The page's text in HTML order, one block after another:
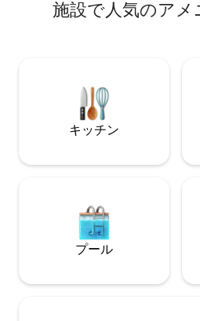
後にくつろぐのに最適です。 すっ
ラックスし、充電できるように設
施設で人気のアメ
キッチン
プール